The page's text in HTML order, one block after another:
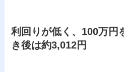
利回りが低く、100万円
き後は約3,012円